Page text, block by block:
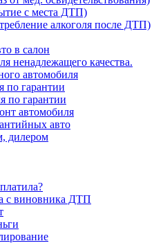
с места ДТП)
алкоголя после ДТП)
в салон
ненадлежащего качества.
автомобиля
по гарантии
по гарантии
автомобиля
авто
дилером
с виновника ДТП